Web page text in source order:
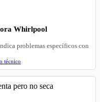
Whirlpool
problemas específicos con
técnico